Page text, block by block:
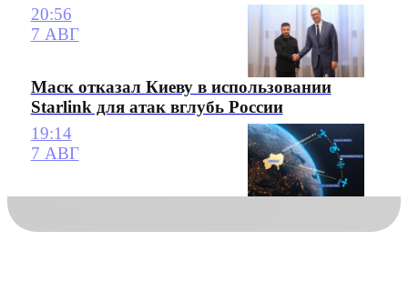
20:56
7 АВГ
Маск отказал Киеву в использовании
Starlink для атак вглубь России
19:14
7 АВГ